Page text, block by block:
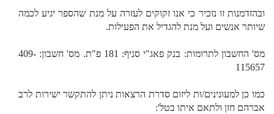
ובהזדמנות זו נזכיר כי אנו זקוקים לעזרה על מנת שהספר יגיע לכמה
שיותר אנשים ועל מנת להגדיל את הפעילות.
מס' החשבון לתרומות: בנק פאג"י סניף: 181 פ"ת. מס' חשבון: 409-
115657
כמו כן למעונינים/ות ליזום סדרת הרצאות ניתן להתקשר ישירות לרב
אברהם חזן ולתאם איתו בטל':